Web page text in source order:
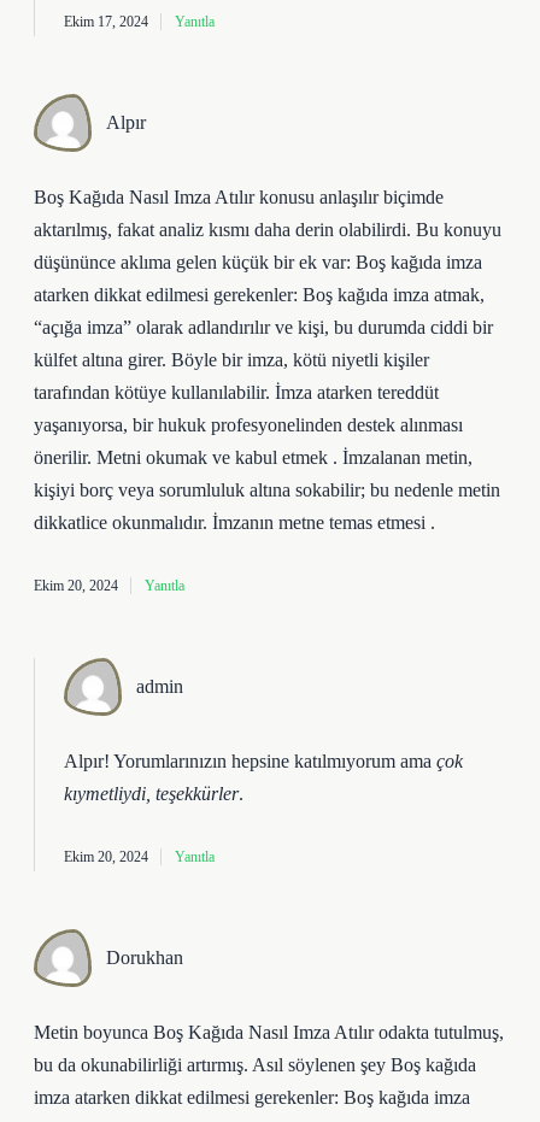
Ekim 17, 2024 Yanıtla
Alpır
Boş Kağıda Nasıl Imza Atılır konusu anlaşılır biçimde
aktarılmış, fakat analiz kısmı daha derin olabilirdi. Bu konuyu
düşününce aklıma gelen küçük bir ek var: Boş kağıda imza
atarken dikkat edilmesi gerekenler: Boş kağıda imza atmak,
“açığa imza” olarak adlandırılır ve kişi, bu durumda ciddi bir
külfet altına girer. Böyle bir imza, kötü niyetli kişiler
tarafından kötüye kullanılabilir. İmza atarken tereddüt
yaşanıyorsa, bir hukuk profesyonelinden destek alınması
önerilir. Metni okumak ve kabul etmek . İmzalanan metin,
kişiyi borç veya sorumluluk altına sokabilir; bu nedenle metin
dikkatlice okunmalıdır. İmzanın metne temas etmesi .
Ekim 20, 2024 Yanıtla
admin
Alpır! Yorumlarınızın hepsine katılmıyorum ama çok
kıymetliydi, teşekkürler.
Ekim 20, 2024 Yanıtla
Dorukhan
Metin boyunca Boş Kağıda Nasıl Imza Atılır odakta tutulmuş,
bu da okunabilirliği artırmış. Asıl söylenen şey Boş kağıda
imza atarken dikkat edilmesi gerekenler: Boş kağıda imza